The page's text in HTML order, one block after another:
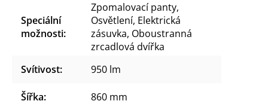
Speciální
možnosti:
Zpomalovací panty,
Osvětlení, Elektrická
zásuvka, Oboustranná
zrcadlová dvířka
Svítivost: 950 lm
Šířka: 860 mm